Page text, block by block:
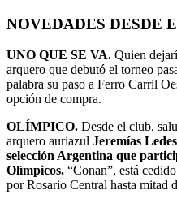
NOVEDADES DESDE
UNO QUE SE VA. Quien
arquero que debutó el torneo
palabra su paso a Ferro Carril
opción de compra.
OLÍMPICO. Desde el club,
arquero auriazul Jeremías
selección Argentina que
Olímpicos. “Conan”, está
por Rosario Central hasta mitad